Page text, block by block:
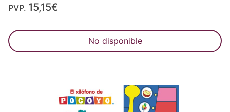
PVP. 15,15€
No disponible